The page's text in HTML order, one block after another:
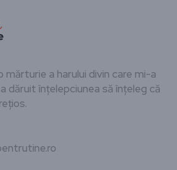
mărturie a harului divin care mi-a
dăruit înțelepciunea să înțeleg că